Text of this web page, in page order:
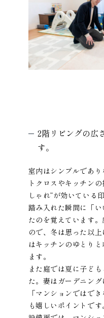
2階リビングの広
す。
室内はシンプルであ
トクロスやキッチン
しゃれ”が効いている
踏み入れた瞬間に「
たのを覚えています
ので、冬は思った以
はキッチンのゆとり
ます。
また庭では夏に子ど
た。妻はガーデニング
「マンションではで
も嬉しいポイントです。